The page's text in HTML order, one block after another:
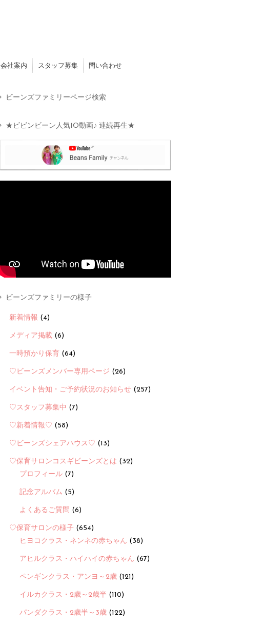
会社案内 スタッフ募集 問い合わせ
ビーンズファミリーページ検索
★ビビンビーン人気10動画♪ 連続再生★
ビーンズファミリーの様子
新着情報 (4)
メディア掲載 (6)
一時預かり保育 (64)
♡ビーンズメンバー専用ページ (26)
イベント告知・ご予約状況のお知らせ (257)
♡スタッフ募集中 (7)
♡新着情報♡ (58)
♡ビーンズシェアハウス♡ (13)
♡保育サロンコスギビーンズとは (32)
プロフィール (7)
記念アルバム (5)
よくあるご質問 (6)
♡保育サロンの様子 (654)
ヒヨコクラス・ネンネの赤ちゃん (38)
アヒルクラス・ハイハイの赤ちゃん (67)
ペンギンクラス・アンヨ～2歳 (121)
イルカクラス・2歳～2歳半 (110)
パンダクラス・2歳半～3歳 (122)